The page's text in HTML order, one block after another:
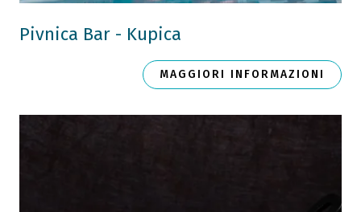
Pivnica Bar - Kupica
MAGGIORI INFORMAZIONI